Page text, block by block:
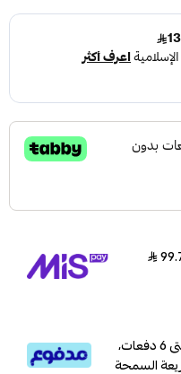
قسم دفعاتك بطريقة ميسرة إلى 4 وحتى 6 دفعات،
السمحة